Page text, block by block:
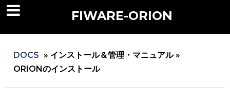
FIWARE-ORION
DOCS » インストール＆管理・マニュアル »
ORIONのインストール